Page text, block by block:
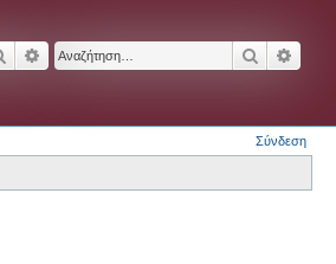
ΑναζήτησηΕιδική αναζήτηση
Σύνδεση